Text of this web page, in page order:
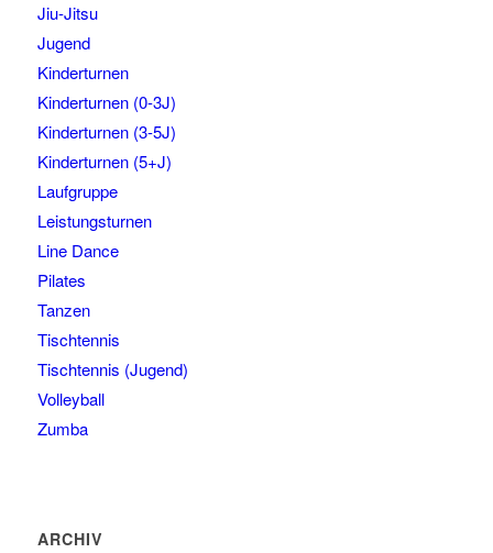
Jiu-Jitsu
Jugend
Kinderturnen
Kinderturnen (0-3J)
Kinderturnen (3-5J)
Kinderturnen (5+J)
Laufgruppe
Leistungsturnen
Line Dance
Pilates
Tanzen
Tischtennis
Tischtennis (Jugend)
Volleyball
Zumba
ARCHIV